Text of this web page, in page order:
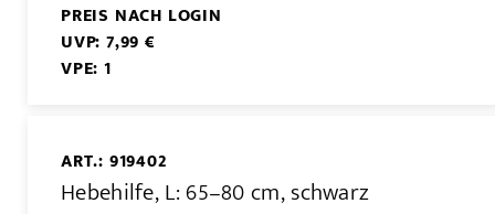
PREIS NACH LOGIN
UVP: 7,99 €
VPE: 1
ART.: 919402
Hebehilfe, L: 65–80 cm, schwarz